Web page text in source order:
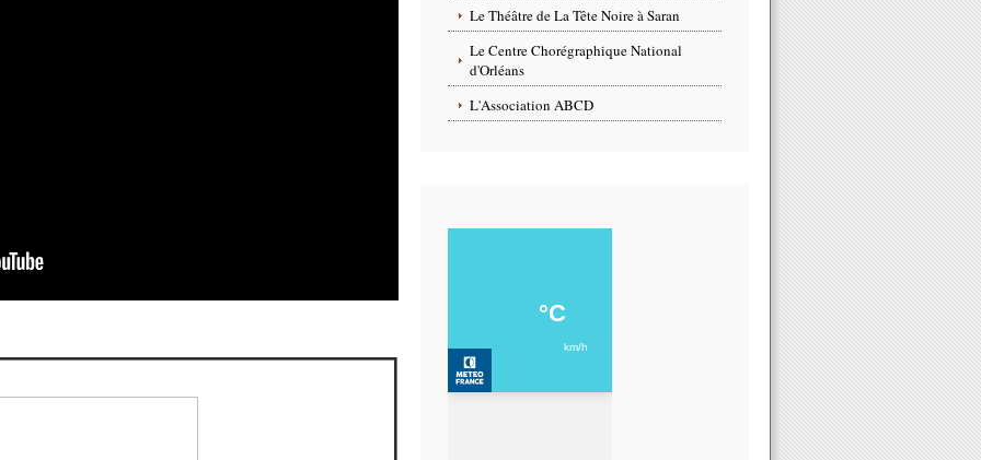
Le Théâtre de La Tête Noire à Saran
Le Centre Chorégraphique National
d'Orléans
L'Association ABCD